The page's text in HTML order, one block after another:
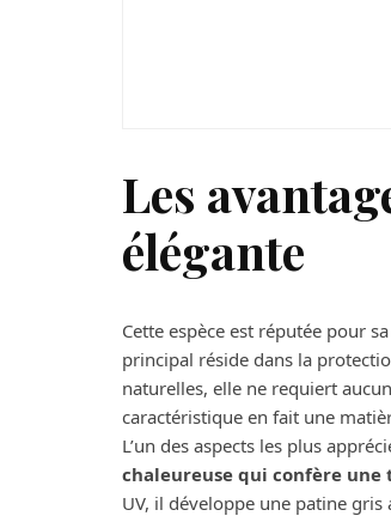
Les
élégante
Cette espèce est réputée pour
principal réside dans la
naturelles, elle ne requiert
caractéristique en fait une
L’un des aspects les plus
chaleureuse qui confère une
UV, il développe une patine